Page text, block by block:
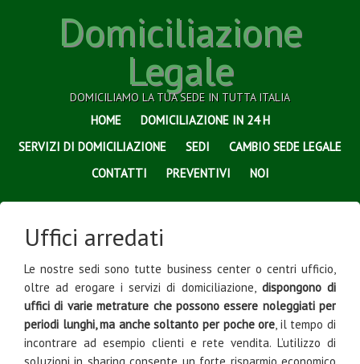
Domiciliazione
Legale
DOMICILIAMO LA TUA SEDE IN TUTTA ITALIA
HOME
DOMICILIAZIONE IN 24 H
SERVIZI DI DOMICILIAZIONE
SEDI
CAMBIO SEDE LEGALE
CONTATTI
PREVENTIVI NOI
Uffici arredati
Le nostre sedi sono tutte business center o centri ufficio,
oltre ad erogare i servizi di domiciliazione,dispongono di
uffici di varie metrature che possono essere noleggiati per
periodi lunghi, ma anche soltanto per poche ore, il tempo di
incontrare ad esempio clienti e rete vendita. L’utilizzo di